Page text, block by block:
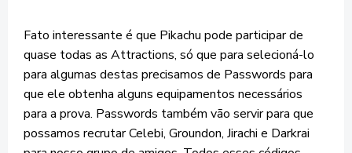
Fato interessante é que Pikachu pode participar de
quase todas as Attractions, só que para selecioná-lo
para algumas destas precisamos de Passwords para
que ele obtenha alguns equipamentos necessários
para a prova. Passwords também vão servir para que
possamos recrutar Celebi, Groundon, Jirachi e Darkrai